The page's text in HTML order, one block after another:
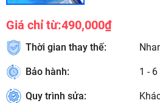
Giá chỉ từ:490,000₫
Thời gian thay thế:
Bảo hành: 1 -
Quy trình sửa: